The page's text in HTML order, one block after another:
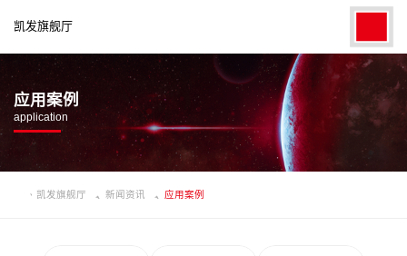
凯发旗舰厅
应用案例
application
凯发旗舰厅 新闻资讯 应用案例